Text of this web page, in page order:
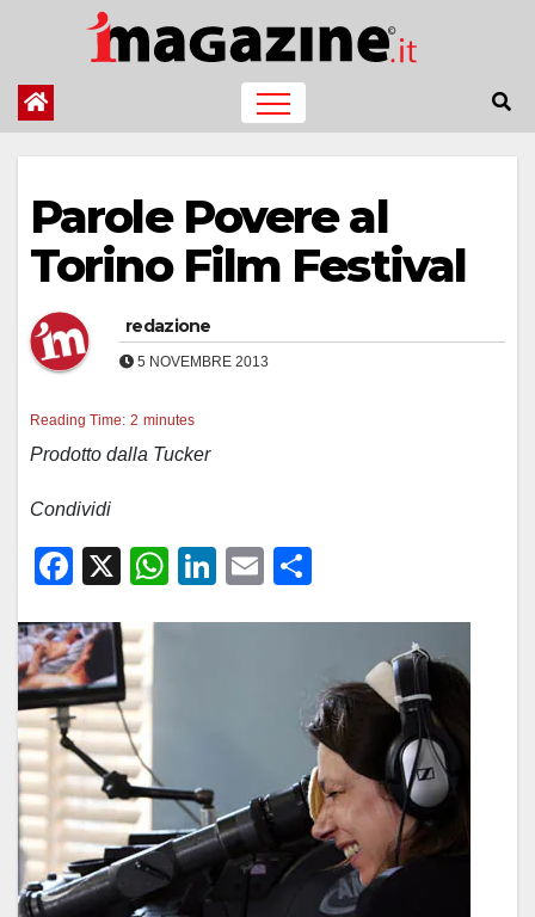
contenuto
Parole Povere al
Torino Film Festival
redazione
5 NOVEMBRE 2013
Reading Time: 2 minutes
Prodotto dalla Tucker
Condividi
F
c
e
b
o
o
k
X
W
p
Li
E
di
vi
di